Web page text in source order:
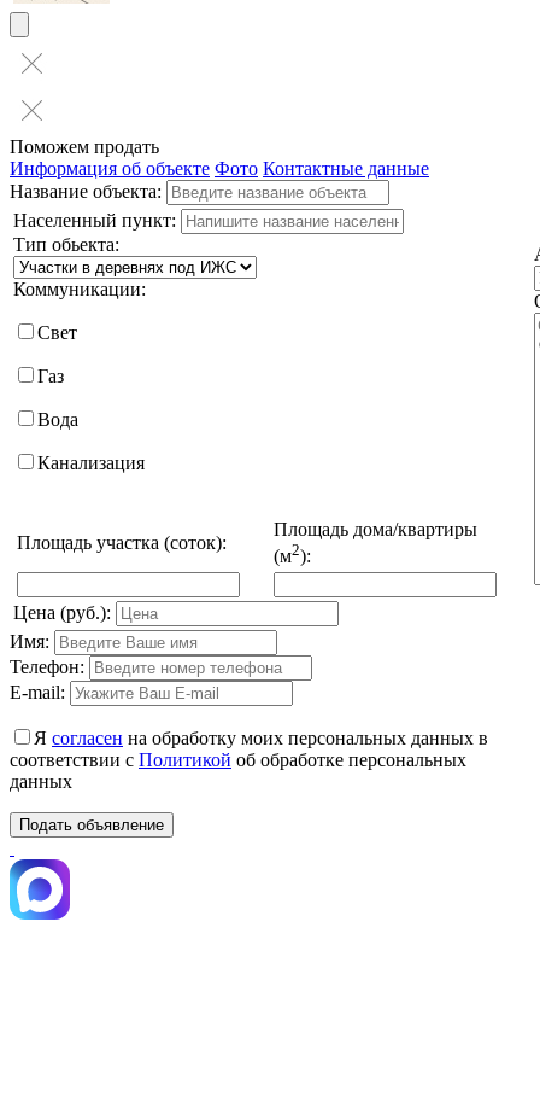
Поможем продать
Информация об объекте Фото Контактные данные
Название объекта:
Населенный пункт:
Тип обьекта:
Коммуникации:
Свет
Газ
Вода
Канализация
Площадь участка (соток):
Площадь дома/квартиры
(м2):
Цена (руб.):
Имя:
Телефон:
E-mail:
Я согласен на обработку моих персональных данных в
соответствии с Политикой об обработке персональных
данных